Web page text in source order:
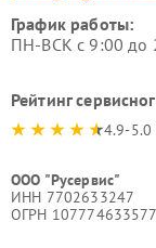
График работы:
ПН-ВСК с 9:00 до
Рейтинг
4.9-5.0
ООО "Русервис"
ИНН 7702633247
ОГРН